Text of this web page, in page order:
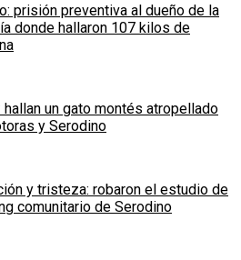
prisión preventiva al dueño de la
donde hallaron 107 kilos de
hallan un gato montés atropellado
y Serodino
y tristeza: robaron el estudio de
comunitario de Serodino